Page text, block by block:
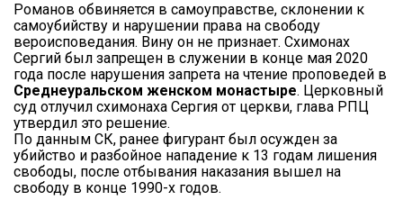
Романов обвиняется в самоуправстве, склонении к
самоубийству и нарушении права на свободу
вероисповедания. Вину он не признает. Схимонах
Сергий был запрещен в служении в конце мая 2020
года после нарушения запрета на чтение проповедей в
Среднеуральском женском монастыре. Церковный
суд отлучил схимонаха Сергия от церкви, глава РПЦ
утвердил это решение.
По данным СК, ранее фигурант был осужден за
убийство и разбойное нападение к 13 годам лишения
свободы, после отбывания наказания вышел на
свободу в конце 1990-х годов.